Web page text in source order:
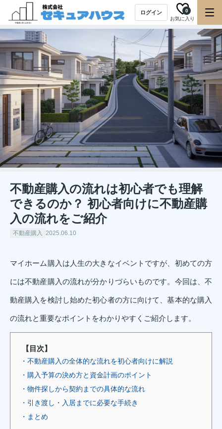
ログイン
お気に入り
0
不動産購入の流れは初心者でも理解
できるのか？ 初心者向けに不動産購
入の流れをご紹介
不動産購入 2025.06.10
マイホーム購入は人生の大きなイベントですが、初めての方
には不動産購入の流れが分かりづらいものです。今回は、不
動産購入を検討し始めた初心者の方に向けて、基本的な購入
の流れと重要なポイントをわかりやすくご紹介します。
【目次】
・不動産購入の全体的な流れを初心者向けに解説
・購入予算の決め方と資金計画のポイント
・物件探しから契約までの具体的な流れ
・引き渡し・入居までに必要な手続き
・まとめ